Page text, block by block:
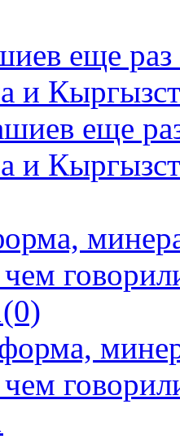
еще раз
и
(0)